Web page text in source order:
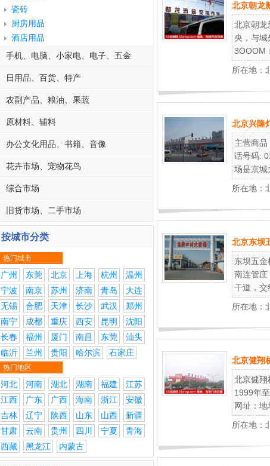
瓷砖
厨房用品
酒店用品
手机、电脑、小家电、电子、五金
日用品、百货、特产
农副产品、粮油、果蔬
原材料、辅料
办公文化用品、书籍、音像
花卉市场、宠物花鸟
综合市场
旧货市场、二手市场
按城市分类
热门城市
广州 东莞 北京 上海 杭州
温州
宁波
南京 苏州 济南 青岛
大连
无锡
合肥 天津 长沙 武汉
郑州
南宁
成都 重庆 西安 昆明
沈阳
长春
福州 厦门 南昌 东莞
汕头
临沂
兰州 贵阳 哈尔滨 石家庄
热门地区
河北 河南 湖北 湖南 福建
江苏
江西
广东 广西 海南 浙江
安徽
吉林
辽宁 陕西 山东 山西
新疆
甘肃
云南 贵州 四川 宁夏
青海
西藏
黑龙江 内蒙古
北京朝龙
北京朝龙
央，与城
3OOOM
所在地：
北京兴隆
主营商
话号码:
场是京城
所在地：
北京东坝
东坝五金
南连管庄
干道，交
所在地：
北京健翔
北京健翔
1999年
网址：地
所在地：